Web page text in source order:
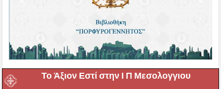
Το Άξιον Εστί στην Ι Π Μεσολογγιου